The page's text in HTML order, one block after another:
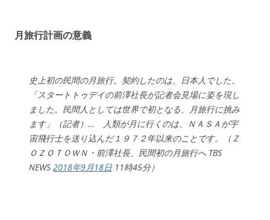
月旅行計画の意義
史上初の民間の月旅行。契約したのは、日本人でした。
「スタートトゥデイの前澤社長が記者会見場に姿を現し
ました。民間人としては世界で初となる、月旅行に挑み
ます」（記者）… 人類が月に行くのは、ＮＡＳＡが宇
宙飛行士を送り込んだ１９７２年以来のことです。（Ｚ
ＯＺＯＴＯＷＮ・前澤社長、民間初の月旅行へ TBS
NEWS 2018年9月18日 11時45分）